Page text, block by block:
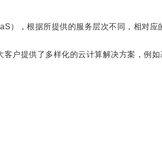
，根据所提供的服务层次不同，相对应
户提供了多样化的云计算解决方案，例如